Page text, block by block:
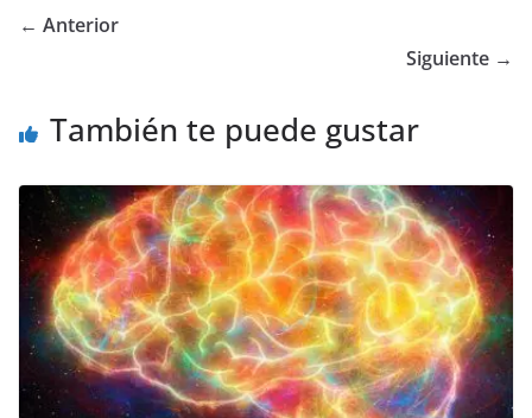
← Anterior
Siguiente →
También te puede gustar